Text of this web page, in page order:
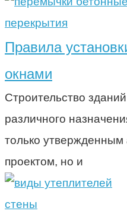
перекрытия
Правила
окнами
Строительство
различного
только утвержденным
проектом, но и
стены